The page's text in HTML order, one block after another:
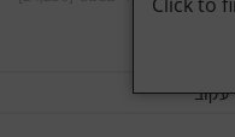
עקוב